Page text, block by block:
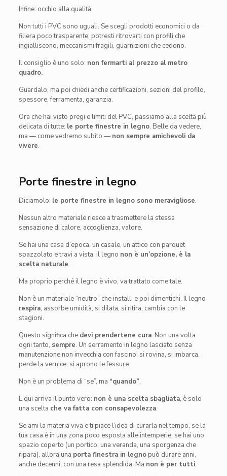
Infine: occhio alla qualità.
Non tutti i PVC sono uguali. Se scegli prodotti economici o da
filiera poco trasparente, potresti ritrovarti con profili che
ingialliscono, meccanismi fragili, guarnizioni che cedono.
Il consiglio è uno solo: non fermarti al prezzo al metro
quadro.
Guardalo, ma poi chiedi anche certificazioni, sezioni del profilo,
spessore, ferramenta, garanzia.
Ora che hai visto pregi e limiti del PVC, passiamo alla scelta più
delicata di tutte: le porte finestre in legno. Belle da vedere,
ma — come vedremo subito — non sempre amichevoli da
vivere.
Porte finestre in legno
Diciamolo: le porte finestre in legno sono meravigliose.
Nessun altro materiale riesce a trasmettere la stessa
sensazione di calore, accoglienza, valore.
Se hai una casa d’epoca, un casale, un attico con parquet
spazzolato e travi a vista, il legno non è un’opzione, è la
scelta naturale.
Ma proprio perché il legno è vivo, va trattato come tale.
Non è un materiale “neutro” che installi e poi dimentichi. Il legno
respira, assorbe umidità, si dilata, si ritira, cambia con le
stagioni.
Questo significa che devi prendertene cura. Non una volta
ogni tanto, sempre. Un serramento in legno lasciato senza
manutenzione non invecchia con fascino: si rovina, si imbarca,
perde la vernice, si aprono le fessure.
Non è un problema di “se”, ma “quando”.
E qui arriva il punto vero: non è una scelta sbagliata, è solo
una scelta che va fatta con consapevolezza.
Se ami la materia viva e ti piace l’idea di curarla nel tempo, se la
tua casa è in una zona poco esposta alle intemperie, se hai uno
spazio coperto (un portico, una veranda, una sporgenza che
ripara), allora una porta finestra in legnopuò durare anni,
anche decenni, con una resa splendida. Ma non è per tutti.